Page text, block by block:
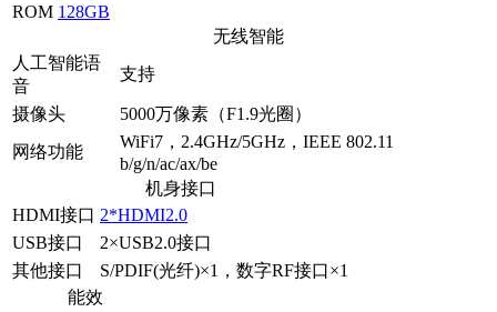
ROM 128GB
无线智能
人工智能语
音
支持
摄像头
5000万像素（F1.9光圈）
网络功能
WiFi7，2.4GHz/5GHz，IEEE 802.11
b/g/n/ac/ax/be
机身接口
HDMI接口 2*HDMI2.0
USB接口
2×USB2.0接口
其他接口
S/PDIF(光纤)×1，数字RF接口×1
能效